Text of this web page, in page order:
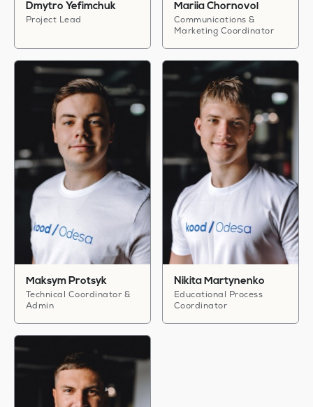
Dmytro Yefimchuk
Project Lead
Mariia Chornovol
Communications &
Marketing Coordinator
Maksym Protsyk
Technical Coordinator &
Admin
Nikita Martynenko
Educational Process
Coordinator